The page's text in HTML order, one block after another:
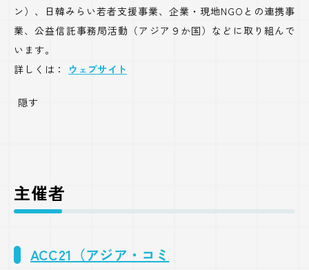
ン）、日韓みらい若者支援事業、企業・現地NGOとの連携事
業、公益信託事務局活動（アジア９か国）などに取り組んで
います。
詳しくは：
ウェブサイト
隠す
主催者
ACC21（アジア・コミ